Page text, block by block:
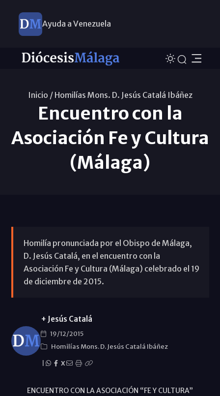
Ayuda a Venezuela
Inicio / Homilías Mons. D. Jesús Catalá Ibáñez
Encuentro con la
Asociación Fe y Cultura
(Málaga)
Homilía pronunciada por el Obispo de Málaga,
D. Jesús Catalá, en el encuentro con la
Asociación Fe y Cultura (Málaga) celebrado el 19
de diciembre de 2015.
+ Jesús Catalá
19/12/2015
Homilías Mons. D. Jesús Catalá Ibáñez
X
ENCUENTRO CON LA ASOCIACIÓN “FE Y CULTURA”